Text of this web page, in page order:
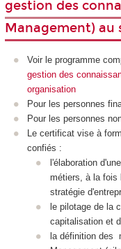
gestion des
Management) au
Voir le programme
gestion des
organisation
Pour les personnes
Pour les personnes
Le certificat vise à
confiés :
l'élaboration
métiers, à la fois
stratégie
le pilotage de la
capitalisation et
la définition des